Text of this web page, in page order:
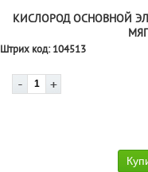
КИСЛОРОД ОСНОВНОЙ
Штрих код:104513